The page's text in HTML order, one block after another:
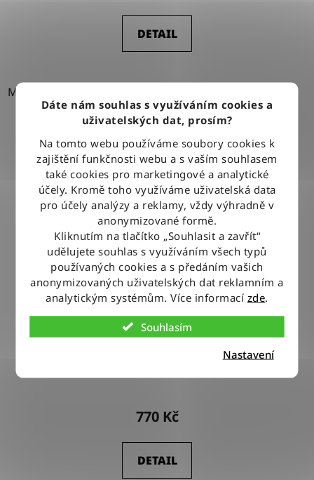
Dáte nám souhlas s využíváním cookies a
uživatelských dat, prosím?
Na tomto webu používáme soubory cookies k
zajištění funkčnosti webu a s vaším souhlasem
také cookies pro marketingové a analytické
účely. Kromě toho využíváme uživatelská data
pro účely analýzy a reklamy, vždy výhradně v
anonymizované formě.
Kliknutím na tlačítko „Souhlasit a zavřít“
udělujete souhlas s využíváním všech typů
používaných cookies a s předáním vašich
anonymizovaných uživatelských dat reklamním a
analytickým systémům. Více informací zde.
Souhlasím
Nastavení
DETAIL
M
Tričko Wrangler SOLID TEE BLACK
770 Kč
DETAIL